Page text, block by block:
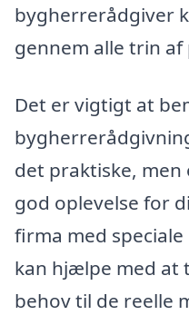
bygherrerådgiver
gennem alle trin af
Det er vigtigt at
det praktiske, men
god oplevelse for
firma med
kan hjælpe med at
behov til de reelle